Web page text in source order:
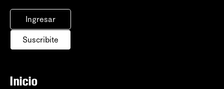
Ingresar
Suscribite
Inicio